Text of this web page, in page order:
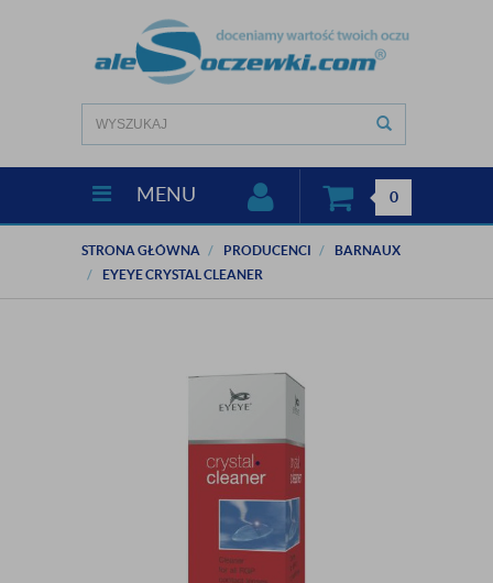
MENU 0
STRONA GŁÓWNA PRODUCENCI
BARNAUX
EYEYE CRYSTAL CLEANER